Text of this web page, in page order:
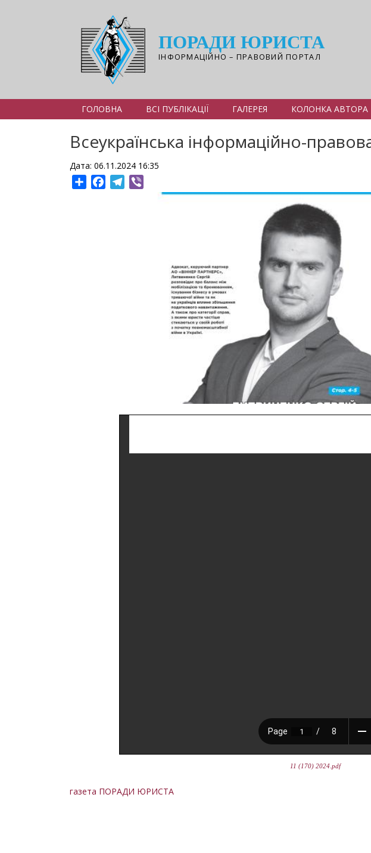
ПОРАДИ ЮРИСТА
ІНФОРМАЦІЙНО – ПРАВОВИЙ ПОРТАЛ
ГОЛОВНА ВСІ ПУБЛІКАЦІЇ ГАЛЕРЕЯ КОЛОНКА АВТОРА
Всеукраїнська інформаційно-
Дата: 06.11.2024 16:35
ShareFacebookTelegram
11 (170) 2024.pdf
газета ПОРАДИ ЮРИСТА